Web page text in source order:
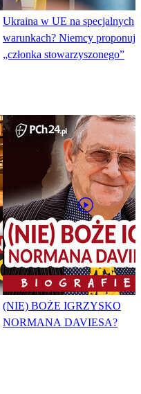
Ukraina w UE na specjalnych
warunkach? Niemcy
„członka stowarzyszonego”
(NIE) BOŻE IGRZYSKO
NORMANA DAVIESA?